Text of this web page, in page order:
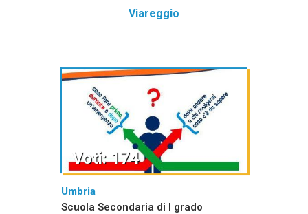
Viareggio
Umbria
Scuola Secondaria di I grado
Voti: 174